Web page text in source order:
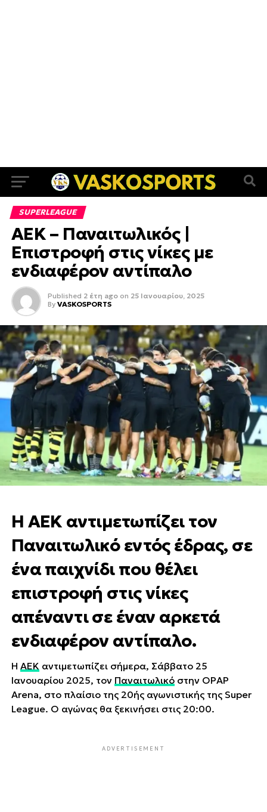
SUPERLEAGUE
ΑΕΚ – Παναιτωλικός |
Επιστροφή στις νίκες με
ενδιαφέρον αντίπαλο
Published 2 έτη ago on 25 Ιανουαρίου, 2025
By VASKOSPORTS
Η ΑΕΚ αντιμετωπίζει τον
Παναιτωλικό εντός έδρας, σε
ένα παιχνίδι που θέλει
επιστροφή στις νίκες
απέναντι σε έναν αρκετά
ενδιαφέρον αντίπαλο.
Η ΑΕΚ αντιμετωπίζει σήμερα, Σάββατο 25
Ιανουαρίου 2025, τον Παναιτωλικόστην OPAP
Arena, στο πλαίσιο της 20ής αγωνιστικής της Super
League. Ο αγώνας θα ξεκινήσει στις 20:00.
ADVERTISEMENT